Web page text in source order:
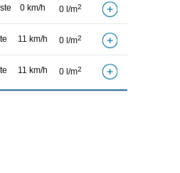
0 km/h 0 l/m2
11 km/h 0 l/m2
11 km/h 0 l/m2